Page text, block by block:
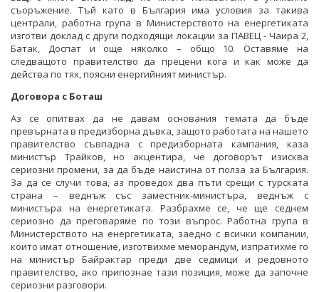
съоръжение. Тъй като в България има условия за такива
централи, работна група в Министерството на енергетиката
изготви доклад с други подходящи локации за ПАВЕЦ - Чаира 2,
Батак, Доспат и още няколко – общо 10. Оставяме на
следващото правителство да прецени кога и как може да
действа по тях, поясни енергийният министър.
Договора с Боташ
Аз се опитвах да не давам основания темата да бъде
превърната в предизборна дъвка, защото работата на нашето
правителство съвпадна с предизборната кампания, каза
министър Трайков, но акцентира, че договорът изисква
сериозни промени, за да бъде наистина от полза за България.
За да се случи това, аз проведох два пъти срещи с турската
страна – веднъж със заместник-министъра, веднъж с
министъра на енергетиката. Разбрахме се, че ще седнем
сериозно да преговаряме по този въпрос. Работна група в
Министерството на енергетиката, заедно с всички компании,
които имат отношение, изготвихме меморандум, изпратихме го
на министър Байрактар преди две седмици и редовното
правителство, ако припознае тази позиция, може да започне
сериозни разговори.